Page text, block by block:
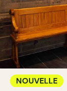
NOUVELLE